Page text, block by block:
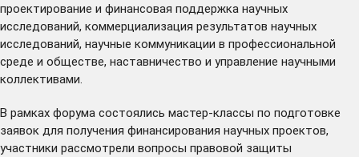
проектирование и финансовая поддержка научных
исследований, коммерциализация результатов научных
исследований, научные коммуникации в профессиональной
среде и обществе, наставничество и управление научными
коллективами.
В рамках форума состоялись мастер-классы по подготовке
заявок для получения финансирования научных проектов,
участники рассмотрели вопросы правовой защиты